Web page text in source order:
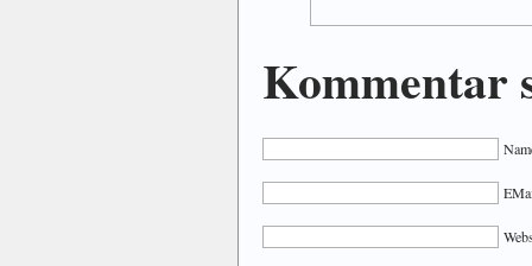
Kommentar